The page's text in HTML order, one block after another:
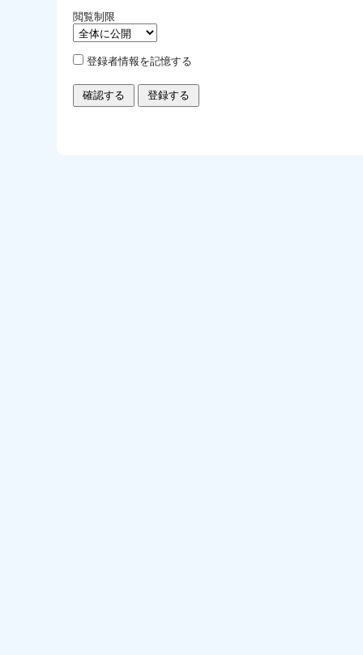
閲覧制限
登録者情報を記憶する